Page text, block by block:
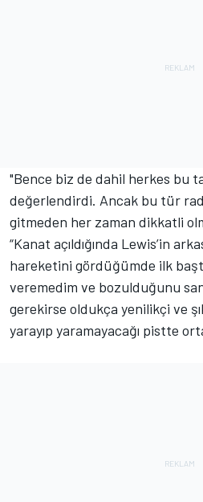
"Bence biz de dahil herkes bu
değerlendirdi. Ancak bu tür
gitmeden her zaman dikkatli
“Kanat açıldığında Lewis’in
hareketini gördüğümde ilk
veremedim ve bozulduğunu
gerekirse oldukça yenilikçi ve
yarayıp yaramayacağı pistte